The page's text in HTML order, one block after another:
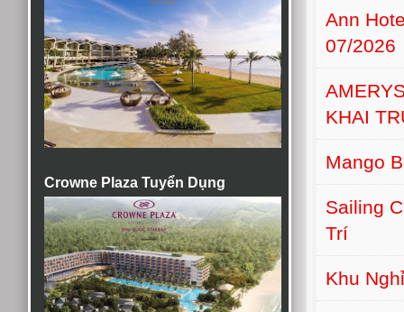
Crowne Plaza Tuyển Dụng
Ann
07/2026
KHAI
Mango
Sailing
Trí
Khu